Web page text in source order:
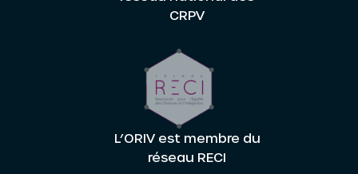
CRPV
L’ORIV est membre du
réseau RECI